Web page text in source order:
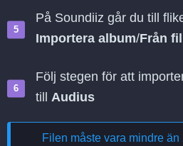
På Soundiiz går du till
Importera album/Från fil
Följ stegen för att
till Audius
Filen måste vara mindre